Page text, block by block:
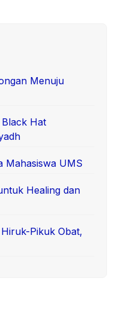
Menuju
Hat
Mahasiswa UMS
Healing dan
Pikuk Obat,